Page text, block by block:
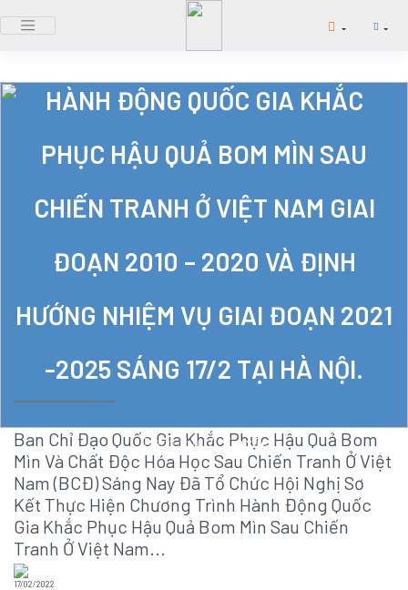
HỘI NGHỊ SƠ KẾT CHƯƠNG TRÌNH
HÀNH ĐỘNG QUỐC GIA KHẮC
PHỤC HẬU QUẢ BOM MÌN SAU
CHIẾN TRANH Ở VIỆT NAM GIAI
ĐOẠN 2010 – 2020 VÀ ĐỊNH
HƯỚNG NHIỆM VỤ GIAI ĐOẠN 2021
-2025 SÁNG 17/2 TẠI HÀ NỘI.
Trang chủ / Tin tức
Ban Chỉ Đạo Quốc Gia Khắc Phục Hậu Quả Bom
Mìn Và Chất Độc Hóa Học Sau Chiến Tranh Ở Việt
Nam (BCĐ) Sáng Nay Đã Tổ Chức Hội Nghị Sơ
Kết Thực Hiện Chương Trình Hành Động Quốc
Gia Khắc Phục Hậu Quả Bom Mìn Sau Chiến
Tranh Ở Việt Nam...
17/02/2022